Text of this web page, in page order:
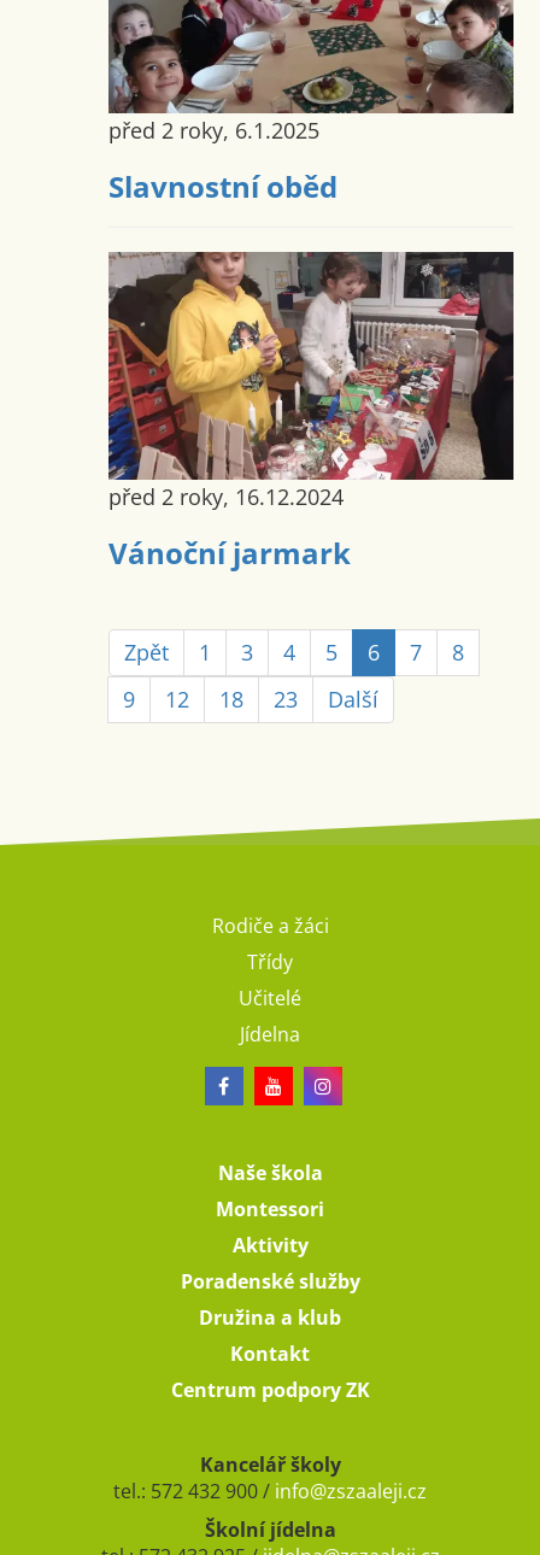
před 2 roky, 6.1.2025
Slavnostní oběd
před 2 roky, 16.12.2024
Vánoční jarmark
Zpět 1 3 4 5 6 7
8
9
12 18 23 Další
Rodiče a žáci
Třídy
Učitelé
Jídelna
Naše škola
Montessori
Aktivity
Poradenské služby
Družina a klub
Kontakt
Centrum podpory ZK
Kancelář školy
tel.: 572 432 900 / info@zszaaleji.cz
Školní jídelna